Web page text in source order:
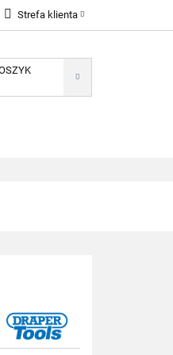
Strefa klienta
Zarejestruj się
Dodaj zgłoszenie